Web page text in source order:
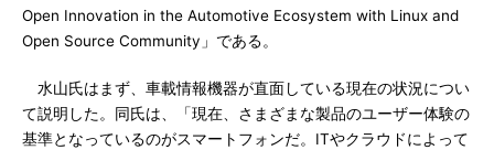
Open Innovation in the Automotive Ecosystem with Linux and
Open Source Community」である。
水山氏はまず、車載情報機器が直面している現在の状況につい
て説明した。同氏は、「現在、さまざまな製品のユーザー体験の
基準となっているのがスマートフォンだ。ITやクラウドによって